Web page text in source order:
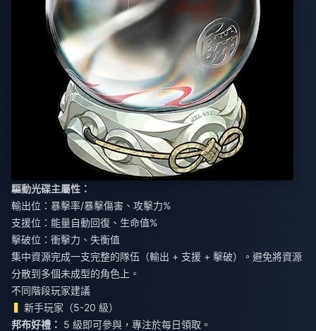
驅動光碟主屬性：
輸出位：暴擊率/暴擊傷害、攻擊力%
支援位：能量自動回復、生命值%
擊破位：衝擊力、失衡值
集中資源完成一支完整的隊伍（輸出 + 支援 + 擊破）。避免將資源
分散到多個未成型的角色上。
不同階段玩家建議
新手玩家（5-20 級）
邦布好禮： 5 級即可參與，專注於每日領取。